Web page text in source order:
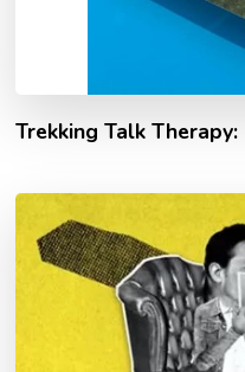
Trekking Talk